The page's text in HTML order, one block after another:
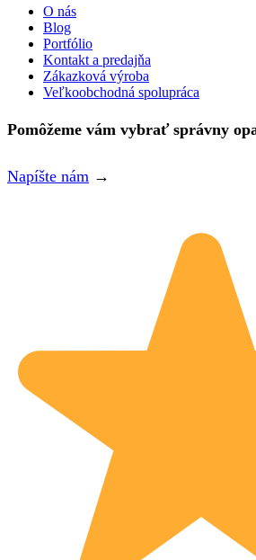
O nás
Blog
Portfólio
Kontakt a predajňa
Zákazková výroba
Veľkoobchodná spolupráca
Pomôžeme vám vybrať správny
Napíšte nám →